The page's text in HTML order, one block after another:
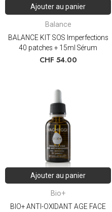
Ajouter au panier
Balance
BALANCE KIT SOS Imperfections
40 patches + 15ml Sérum
CHF 54.00
Ajouter au panier
Bio+
BIO+ ANTI-OXIDANT AGE FACE